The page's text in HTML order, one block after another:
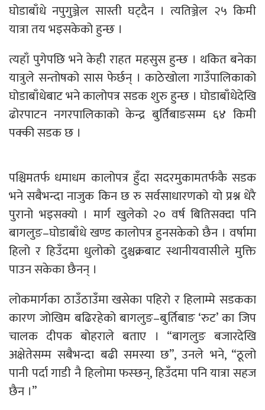
घोडाबाँधे नपुगुञ्जेल सास्ती घट्दैन । त्यतिञ्जेल २५ किमी
यात्रा तय भइसकेको हुन्छ ।
त्यहाँ पुगेपछि भने केही राहत महसुस हुन्छ । थकित बनेका
यात्रुले सन्तोषको सास फेर्छन् । काठेखोला गाउँपालिकाको
घोडाबाँधेबाट भने कालोपत्र सडक शुरु हुन्छ । घोडाबाँधेदेखि
ढोरपाटन नगरपालिकाको केन्द्र बुर्तिबाङसम्म ६४ किमी
पक्की सडक छ ।
पश्चिमतर्फ धमाधम कालोपत्र हुँदा सदरमुकामतर्फकै सडक
भने सबैभन्दा नाजुक किन छ रु सर्वसाधारणको यो प्रश्न धेरै
पुरानो भइसक्यो । मार्ग खुलेको २० वर्ष बितिसक्दा पनि
बागलुङ–घोडाबाँधे खण्ड कालोपत्र हुनसकेको छैन । वर्षामा
हिलो र हिउँदमा धुलोको दुश्चक्रबाट स्थानीयवासीले मुक्ति
पाउन सकेका छैनन् ।
लोकमार्गका ठाउँठाउँमा खसेका पहिरो र हिलाम्मे सडकका
कारण जोखिम बढिरहेको बागलुङ–बुर्तिबाङ ‘रुट’ का जिप
चालक दीपक बोहराले बताए । “बागलुङ बजारदेखि
अक्षेतेसम्म सबैभन्दा बढी समस्या छ”, उनले भने, “ठूलो
पानी पर्दा गाडी नै हिलोमा फस्छन्, हिउँदमा पनि यात्रा सहज
छैन ।”